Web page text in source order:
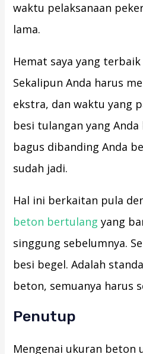
waktu pelaksanaan
lama.
Hemat saya yang
Sekalipun Anda harus
ekstra, dan waktu yang
besi tulangan yang
bagus dibanding Anda
sudah jadi.
Hal ini berkaitan pula
beton bertulang yang
singgung sebelumnya.
besi begel. Adalah
beton, semuanya harus
Penutup
Mengenai ukuran beton